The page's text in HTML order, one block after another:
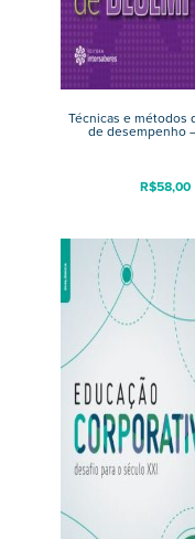
Técnicas e métodos
de desempenho
R$58,00